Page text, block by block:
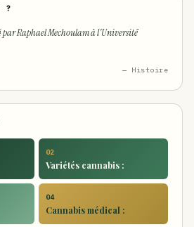
?
par Raphael Mechoulam à l'Université
— Histoire
02
Variétés cannabis :
04
Cannabis médical :